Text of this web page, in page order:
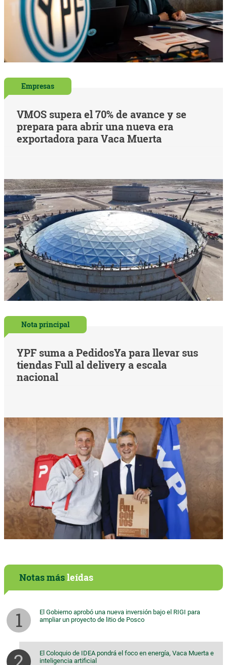
Empresas
VMOS supera el 70% de avance y se
prepara para abrir una nueva era
exportadora para Vaca Muerta
Nota principal
YPF suma a PedidosYa para llevar sus
tiendas Full al delivery a escala
nacional
Notas másleídas
El Gobierno aprobó una nueva inversión bajo el RIGI para
ampliar un proyecto de litio de Posco
El Coloquio de IDEA pondrá el foco en energía, Vaca Muerta e
inteligencia artificial